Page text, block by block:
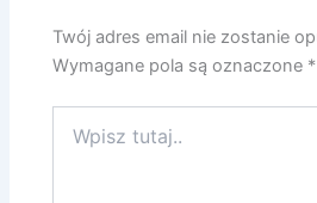
Twój adres email nie zostanie
Wymagane pola są oznaczone *
tutaj..